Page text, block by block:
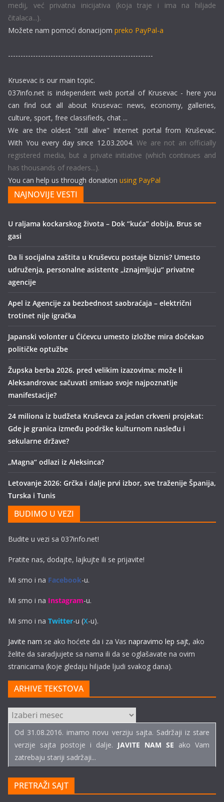
medij, već privatna inicijativa (koja traje i ima na hiljade
čitalaca...).
Možete nam pomoći donacijom preko PayPal-a
----------------------------------------------------------
Krusevac is our main topic.
037info.net is independent web portal of Krusevac - here you
can find out all about Krusevac: news, economy, galleries,
culture, sport, free classifieds, chat ...
We are the oldest "still alive" Internet portal from Kruševac.
With You every day since 12.03.2004. We are not an officially
registered media, but a private initiative (which continues and
has thousands of readers...).
You can help us through donation using PayPal
NAJNOVIJE VESTI
U raljama kockarskog života – Dok “kuća” dobija, Brus se
gasi
Da li socijalna zaštita u Kruševcu postaje biznis? Umesto
udruženja, personalne asistente „iznajmljuju“ privatne
agencije
Apel iz Agencije za bezbednost saobraćaja – električni
trotinet nije igračka
Japanski volonter u Ćićevcu umesto izložbe mira dočekao
političke optužbe
Župska berba 2026. pred velikim izazovima: može li
Aleksandrovac sačuvati smisao svoje najpoznatije
manifestacije?
24 miliona iz budžeta Kruševca za jedan crkveni projekat:
Gde je granica između podrške kulturnom nasleđu i
sekularne države?
„Magna“ odlazi iz Aleksinca?
Letovanje 2026: Grčka i dalje prvi izbor, sve traženije Španija,
Turska i Tunis
BUDIMO U VEZI
Budite u vezi sa 037info.net!
Pratite nas, dodajte, lajkujte ili se prijavite!
Mi smo i na Facebook-u.
Mi smo i na Instagram-u.
Mi smo i na Twitter-u (X-u).
Javite nam se ako hoćete da i za Vas napravimo lep sajt, ako
želite da saradjujete sa nama ili da se oglašavate na ovim
stranicama (koje gledaju hiljade ljudi svakog dana).
ARHIVE TEKSTOVA
ARHIVE
TEKSTOVA
Od 31.08.2016. imamo novu verziju sajta. Sadržaji iz stare
verzije sajta postoje i dalje. JAVITE NAM SE ako Vam
zatrebaju stariji sadržaji...
PRETRAŽI SAJT